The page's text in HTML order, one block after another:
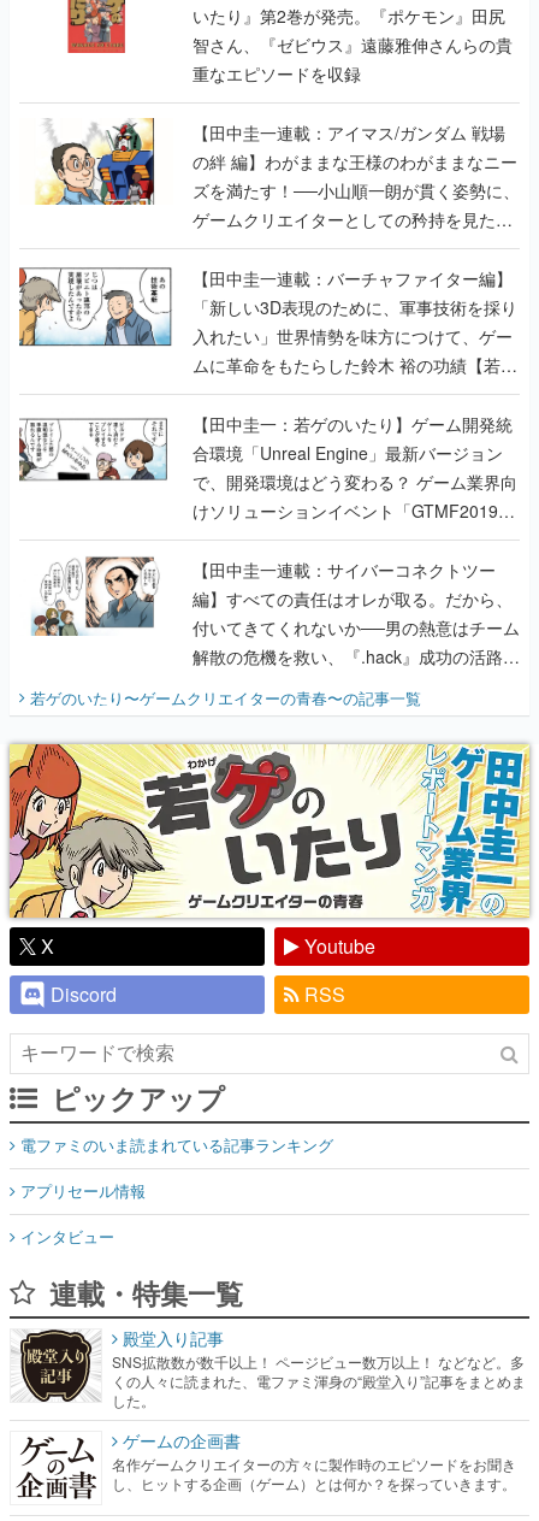
いたり』第2巻が発売。『ポケモン』田尻
智さん、『ゼビウス』遠藤雅伸さんらの貴
重なエピソードを収録
【田中圭一連載：アイマス/ガンダム 戦場
の絆 編】わがままな王様のわがままなニー
ズを満たす！──小山順一朗が貫く姿勢に、
ゲームクリエイターとしての矜持を見た
【若ゲのいたり最終回】
【田中圭一連載：バーチャファイター編】
「新しい3D表現のために、軍事技術を採り
入れたい」世界情勢を味方につけて、ゲー
ムに革命をもたらした鈴木 裕の功績【若ゲ
のいたり】
【田中圭一：若ゲのいたり】ゲーム開発統
合環境「Unreal Engine」最新バージョン
で、開発環境はどう変わる？ ゲーム業界向
けソリューションイベント「GTMF2019」
に行って、より理解を深めよう【PR】
【田中圭一連載：サイバーコネクトツー
編】すべての責任はオレが取る。だから、
付いてきてくれないか──男の熱意はチーム
解散の危機を救い、『.hack』成功の活路を
『少年ジャンプ』色だった【若ゲのいた
り】
若ゲのいたり〜ゲームクリエイターの青春〜の記事一覧
X
Youtube
Discord
RSS
ピックアップ
電ファミのいま読まれている記事ランキング
アプリセール情報
インタビュー
連載・特集一覧
殿堂入り記事
SNS拡散数が数千以上！ ページビュー数万以上！ などなど。多
くの人々に読まれた、電ファミ渾身の“殿堂入り”記事をまとめま
した。
ゲームの企画書
名作ゲームクリエイターの方々に製作時のエピソードをお聞き
し、ヒットする企画（ゲーム）とは何か？を探っていきます。